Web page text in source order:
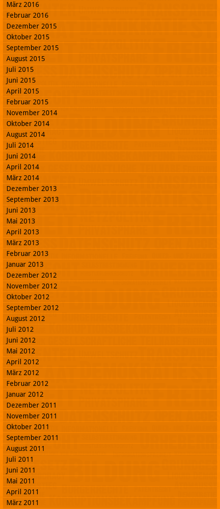
März 2016
Februar 2016
Dezember 2015
Oktober 2015
September 2015
August 2015
Juli 2015
Juni 2015
April 2015
Februar 2015
November 2014
Oktober 2014
August 2014
Juli 2014
Juni 2014
April 2014
März 2014
Dezember 2013
September 2013
Juni 2013
Mai 2013
April 2013
März 2013
Februar 2013
Januar 2013
Dezember 2012
November 2012
Oktober 2012
September 2012
August 2012
Juli 2012
Juni 2012
Mai 2012
April 2012
März 2012
Februar 2012
Januar 2012
Dezember 2011
November 2011
Oktober 2011
September 2011
August 2011
Juli 2011
Juni 2011
Mai 2011
April 2011
März 2011